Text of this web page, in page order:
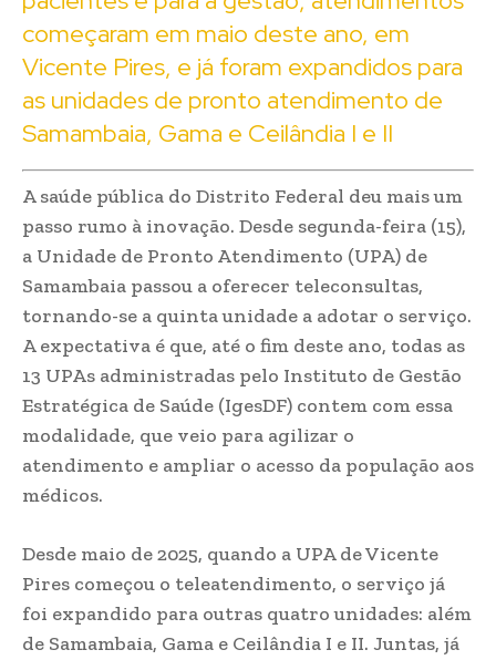
começaram em maio deste ano, em
Vicente Pires, e já foram expandidos para
as unidades de pronto atendimento de
Samambaia, Gama e Ceilândia I e II
A saúde pública do Distrito Federal deu mais um
passo rumo à inovação. Desde segunda-feira (15),
a Unidade de Pronto Atendimento (UPA) de
Samambaia passou a oferecer teleconsultas,
tornando-se a quinta unidade a adotar o serviço.
A expectativa é que, até o fim deste ano, todas as
13 UPAs administradas pelo Instituto de Gestão
Estratégica de Saúde (IgesDF) contem com essa
modalidade, que veio para agilizar o
atendimento e ampliar o acesso da população aos
médicos.
Desde maio de 2025, quando a UPA de Vicente
Pires começou o teleatendimento, o serviço já
foi expandido para outras quatro unidades: além
de Samambaia, Gama e Ceilândia I e II. Juntas, já